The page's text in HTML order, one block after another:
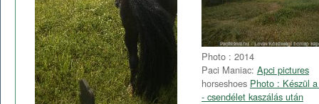
Photo : 2014
Paci Maniac: Apci pictures
horseshoes Photo : Készül
- csendélet kaszálás után